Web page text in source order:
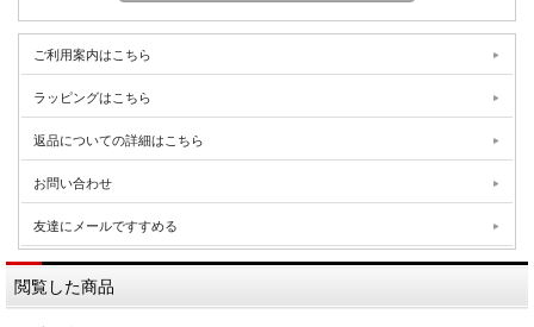
ご利用案内はこちら
ラッピングはこちら
返品についての詳細はこちら
お問い合わせ
友達にメールですすめる
閲覧した商品